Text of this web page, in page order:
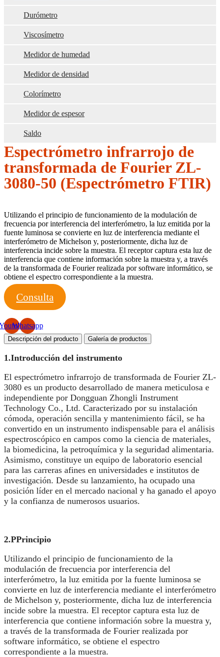
Durómetro
Viscosímetro
Medidor de humedad
Medidor de densidad
Colorímetro
Medidor de espesor
Saldo
Espectrómetro infrarrojo de
transformada de Fourier ZL-
3080-50 (Espectrómetro FTIR)
Utilizando el principio de funcionamiento de la modulación de
frecuencia por interferencia del interferómetro, la luz emitida por la
fuente luminosa se convierte en luz de interferencia mediante el
interferómetro de Michelson y, posteriormente, dicha luz de
interferencia incide sobre la muestra. El receptor captura esta luz de
interferencia que contiene información sobre la muestra y, a través
de la transformada de Fourier realizada por software informático, se
obtiene el espectro correspondiente a la muestra.
Consulta
Whatsapp
Descripción del producto Galería de productos
1.Introducción del instrumento
El espectrómetro infrarrojo de transformada de Fourier ZL-
3080 es un producto desarrollado de manera meticulosa e
independiente por Dongguan Zhongli Instrument
Technology Co., Ltd. Caracterizado por su instalación
cómoda, operación sencilla y mantenimiento fácil, se ha
convertido en un instrumento indispensable para el análisis
espectroscópico en campos como la ciencia de materiales,
la biomedicina, la petroquímica y la seguridad alimentaria.
Asimismo, constituye un equipo de laboratorio esencial
para las carreras afines en universidades e institutos de
investigación. Desde su lanzamiento, ha ocupado una
posición líder en el mercado nacional y ha ganado el apoyo
y la confianza de numerosos usuarios.
2.PPrincipio
Utilizando el principio de funcionamiento de la
modulación de frecuencia por interferencia del
interferómetro, la luz emitida por la fuente luminosa se
convierte en luz de interferencia mediante el interferómetro
de Michelson y, posteriormente, dicha luz de interferencia
incide sobre la muestra. El receptor captura esta luz de
interferencia que contiene información sobre la muestra y,
a través de la transformada de Fourier realizada por
software informático, se obtiene el espectro
correspondiente a la muestra.